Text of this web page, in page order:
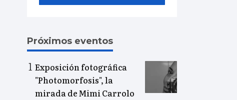
Próximos eventos
Exposición fotográfica
"Photomorfosis", la
mirada de Mimi Carrolo